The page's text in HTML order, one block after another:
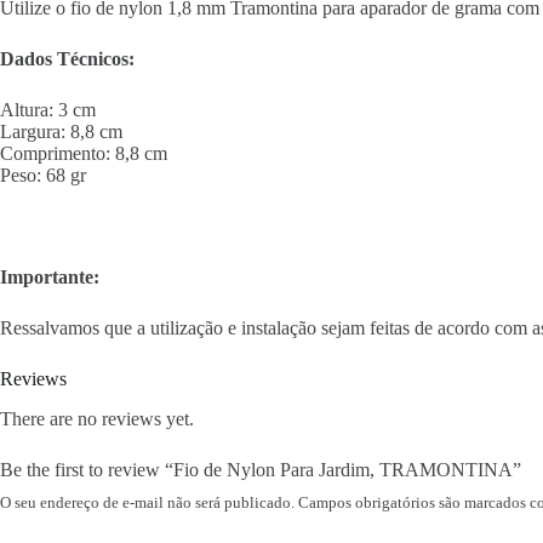
Utilize o fio de nylon 1,8 mm Tramontina para aparador de grama
Dados Técnicos:
Altura: 3 cm
Largura: 8,8 cm
Comprimento: 8,8 cm
Peso: 68 gr
Importante:
Ressalvamos que a utilização e instalação sejam feitas de acordo
Reviews
There are no reviews yet.
Be the first to review “Fio de Nylon Para Jardim, TRAMONTINA”
O seu endereço de e-mail não será publicado. Campos obrigatórios são marcados